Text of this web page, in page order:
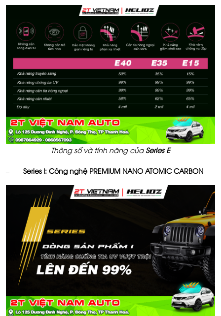
Thông số và tính năng của Series E
– Series I: Công nghệ PREMIUM NANO ATOMIC CARBON